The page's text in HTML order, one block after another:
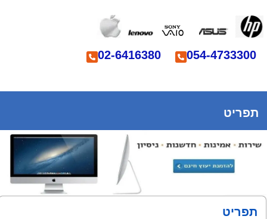
054-4733300
02-6416380
תפריט
תפריט